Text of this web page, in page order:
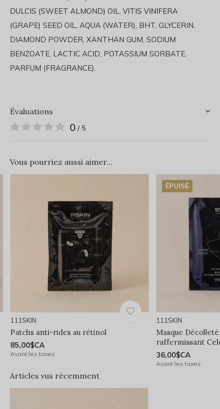
DULCIS (SWEET ALMOND) OIL, VITIS VINIFERA
(GRAPE) SEED OIL, AQUA (WATER), BHT, GLYCERIN,
DIAMOND POWDER, XANTHAN GUM, SODIUM
BENZOATE, LACTIC ACID, POTASSIUM SORBATE,
PARFUM (FRAGRANCE).
Évaluations
0 / 5
Vous pourriez aussi aimer...
111SKIN
Patchs anti-rides au rétinol
85,00$CA
Avant les taxes
ÉPUISÉ
111SKIN
Masque
raffermissant
36,00$CA
Avant les taxes
Articles vus récemment